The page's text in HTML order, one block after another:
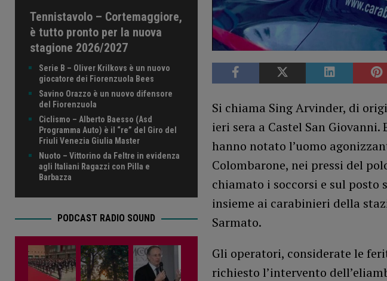
Si chiama Sing Arvinder, di
ieri sera a Castel San
hanno notato l’uomo
Colombarone, nei pressi del
chiamato i soccorsi e sul
insieme ai carabinieri della
Sarmato.
Gli operatori, considerate le
richiesto l’intervento
Tennistavolo – Cortemaggiore,
è tutto pronto per la nuova
stagione 2026/2027
Serie B – Oliver Krilkovs è un nuovo
giocatore dei Fiorenzuola Bees
Savino Orazzo è un nuovo difensore
del Fiorenzuola
Ciclismo – Alberto Baesso (Asd
Programma Auto) è il “re” del Giro del
Friuli Venezia Giulia Master
Nuoto – Vittorino da Feltre in evidenza
agli Italiani Ragazzi con Pilla e
Barbazza
PODCAST RADIO SOUND